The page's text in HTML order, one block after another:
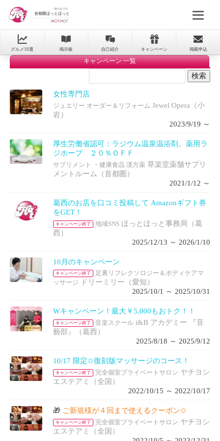
首都圏ほっとほっと
グルメ10選 掲示板 自己紹介 キャンペーン 掲載申込
キャンペーン 一覧
女性専門店
ジュエリー オーダー＆リフォーム Jewel Opera（小
岩）
2023/9/19 ～
厚生労働省認可：ラジウム温泉温浴剤。薬用ラ
ジホープ ２０％ＯＦＦ
サプリメント ・健康食品 漢方薬 草楽堂薬舗サプリ
メントルーム（首都圏）
2021/1/12 ～
葛西のお店を口コミ投稿して Amazonギフト券
をGET！
キャンペーン終了 地域SNS ほっとほっと事務局（葛
西）
2025/12/13 ～ 2026/1/10
10月のキャンペーン
キャンペーン終了
足裏リフレクソロジー＆ボディケアマ
ッサージ
ドリーミリー（愛知）
2025/10/1 ～ 2025/10/31
Wキャンペーン！最大￥5,000もおトク！！
キャンペーン終了 音楽スクール i&B アカデミー 『音
藝部』（葛西）
2025/8/18 ～ 2025/9/12
10/17 限定✩復刻版マッサージのコース！
キャンペーン終了 完全個室プライベートサロン ヤチヨシ
エステアミ（全国）
2022/10/15 ～ 2022/10/17
🎁 ご新規様が４回まで使えるクーポン✩
キャンペーン終了 完全個室プライベートサロン ヤチヨシ
エステアミ（全国）